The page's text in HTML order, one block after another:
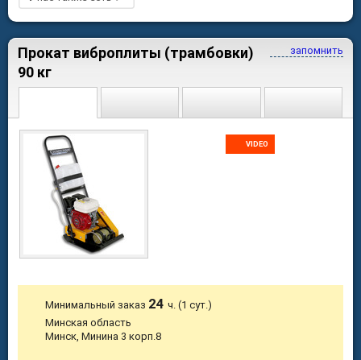
запомнить
Прокат виброплиты (трамбовки)
90 кг
VIDEO
Минимальный заказ 24ч. (1 сут.)
Минская область
Минск, Минина 3 корп.8